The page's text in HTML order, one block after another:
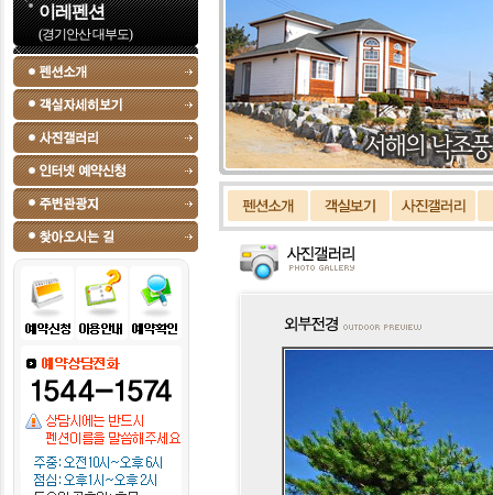
이레펜션
(경기안산 대부도)